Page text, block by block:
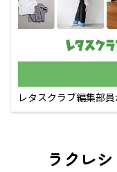
レタスクラブ編集部
ラクレ